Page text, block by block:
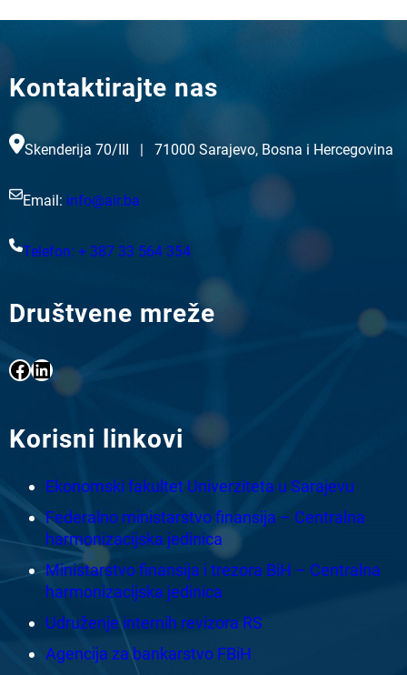
Kontaktirajte nas
Skenderija 70/III | 71000 Sarajevo, Bosna i Hercegovina
Email: info@air.ba
Telefon: + 387 33 564 354
Društvene mreže
Facebook LinkedIn
Korisni linkovi
Ekonomski fakultet Univerziteta u Sarajevu
Federalno ministarstvo finansija – Centralna
harmonizacijska jedinica
Ministarstvo finansija i trezora BiH – Centralna
harmonizacijska jedinica
Udruženje internih revizora RS
Agencija za bankarstvo FBiH